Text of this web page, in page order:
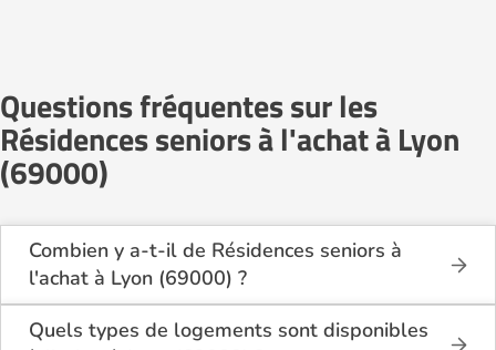
Questions fréquentes sur les
Résidences seniors à l'achat à Lyon
(69000)
Combien y a-t-il de Résidences seniors à
l'achat à Lyon (69000) ?
Sur le site Logement-seniors.com, on recense
actuellement 1 Résidences seniors à l'achat à Lyon
Quels types de logements sont disponibles